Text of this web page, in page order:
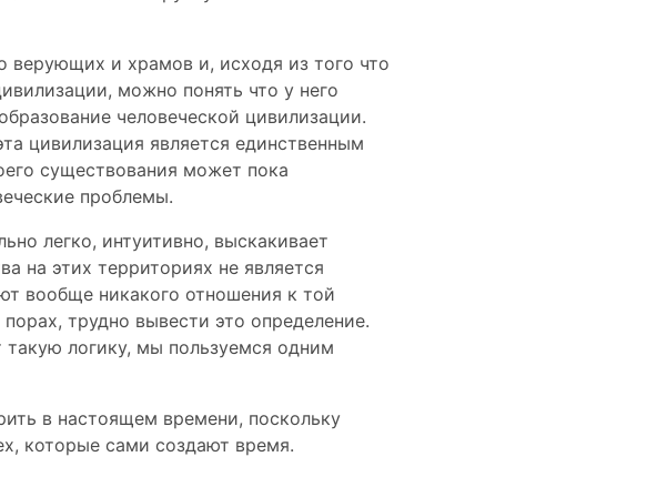
верующих и храмов и, исходя из того что
можно понять что у него
человеческой цивилизации.
цивилизация является единственным
существования может пока
проблемы.
легко, интуитивно, выскакивает
на этих территориях не является
вообще никакого отношения к той
трудно вывести это определение.
​​логику, мы пользуемся одним
в настоящем времени, поскольку
которые сами создают время.